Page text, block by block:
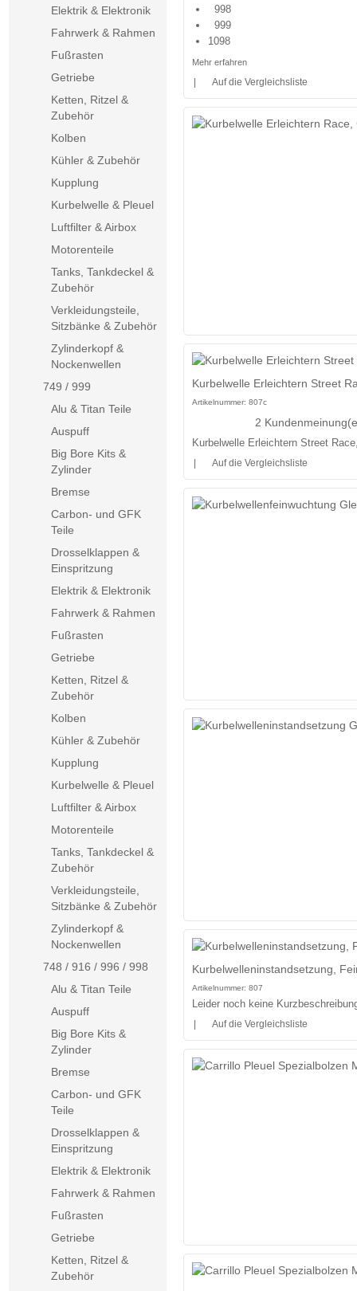
998
999
1098
Mehr erfahren
Auf die Vergleichsliste
Kurbelwelle Erleichtern Street
Artikelnummer: 807c
2
Kurbelwelle Erleichtern Street
Auf die Vergleichsliste
Kurbelwelleninstandsetzung,
Artikelnummer: 807
Leider noch keine
Auf die Vergleichsliste
Elektrik & Elektronik
Fahrwerk & Rahmen
Fußrasten
Getriebe
Ketten, Ritzel &
Zubehör
Kolben
Kühler & Zubehör
Kupplung
Kurbelwelle & Pleuel
Luftfilter & Airbox
Motorenteile
Tanks, Tankdeckel &
Zubehör
Verkleidungsteile,
Sitzbänke & Zubehör
Zylinderkopf &
Nockenwellen
749 / 999
Alu & Titan Teile
Auspuff
Big Bore Kits &
Zylinder
Bremse
Carbon- und GFK
Teile
Drosselklappen &
Einspritzung
Elektrik & Elektronik
Fahrwerk & Rahmen
Fußrasten
Getriebe
Ketten, Ritzel &
Zubehör
Kolben
Kühler & Zubehör
Kupplung
Kurbelwelle & Pleuel
Luftfilter & Airbox
Motorenteile
Tanks, Tankdeckel &
Zubehör
Verkleidungsteile,
Sitzbänke & Zubehör
Zylinderkopf &
Nockenwellen
748 / 916 / 996 / 998
Alu & Titan Teile
Auspuff
Big Bore Kits &
Zylinder
Bremse
Carbon- und GFK
Teile
Drosselklappen &
Einspritzung
Elektrik & Elektronik
Fahrwerk & Rahmen
Fußrasten
Getriebe
Ketten, Ritzel &
Zubehör